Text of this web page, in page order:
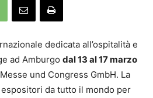
dedicata all’ospitalità e
ad Amburgo dal 13 al 17 marzo
und Congress GmbH. La
da tutto il mondo per